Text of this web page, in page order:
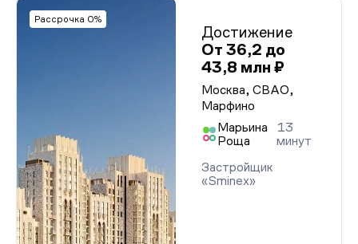
Рассрочка 0%
Достижение
От 36,2 до
43,8 млн ₽
Москва, СВАО,
Марфино
Марьина
Роща
13
минут
Застройщик
«Sminex»